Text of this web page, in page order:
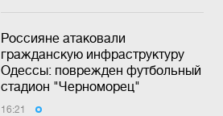
Россияне атаковали
гражданскую инфраструктуру
Одессы: поврежден футбольный
стадион "Черноморец"
16:21